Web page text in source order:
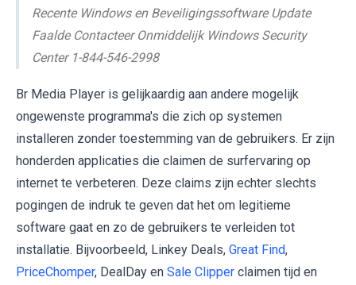
Recente Windows en Beveiligingssoftware Update
Faalde Contacteer Onmiddelijk Windows Security
Center 1-844-546-2998
Br Media Player is gelijkaardig aan andere mogelijk
ongewenste programma's die zich op systemen
installeren zonder toestemming van de gebruikers. Er zijn
honderden applicaties die claimen de surfervaring op
internet te verbeteren. Deze claims zijn echter slechts
pogingen de indruk te geven dat het om legitieme
software gaat en zo de gebruikers te verleiden tot
installatie. Bijvoorbeeld, Linkey Deals, Great Find,
PriceChomper, DealDay en Sale Clipper claimen tijd en